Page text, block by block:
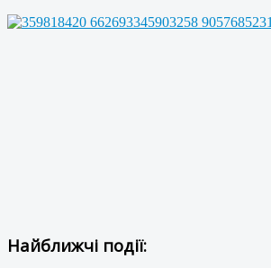
Найближчі події: